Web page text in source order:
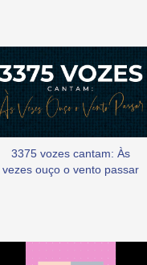
3375 vozes cantam: Às
vezes ouço o vento passar